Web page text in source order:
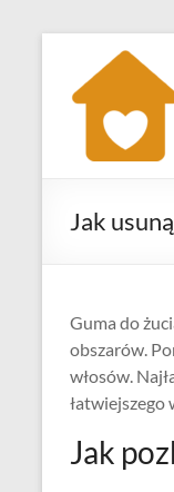
content
Jak
Guma do
obszarów.
włosów.
łatwiejszego
Jak